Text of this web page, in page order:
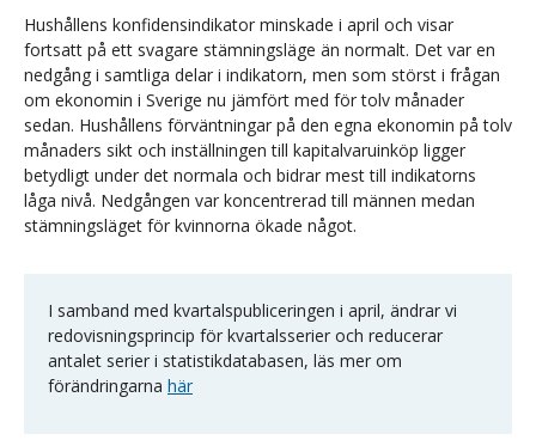
Hushållens konfidensindikator minskade i april och visar
fortsatt på ett svagare stämningsläge än normalt. Det var en
nedgång i samtliga delar i indikatorn, men som störst i frågan
om ekonomin i Sverige nu jämfört med för tolv månader
sedan. Hushållens förväntningar på den egna ekonomin på tolv
månaders sikt och inställningen till kapitalvaruinköp ligger
betydligt under det normala och bidrar mest till indikatorns
låga nivå. Nedgången var koncentrerad till männen medan
stämningsläget för kvinnorna ökade något.
I samband med kvartalspubliceringen i april, ändrar vi
redovisningsprincip för kvartalsserier och reducerar
antalet serier i statistikdatabasen, läs mer om
förändringarna här